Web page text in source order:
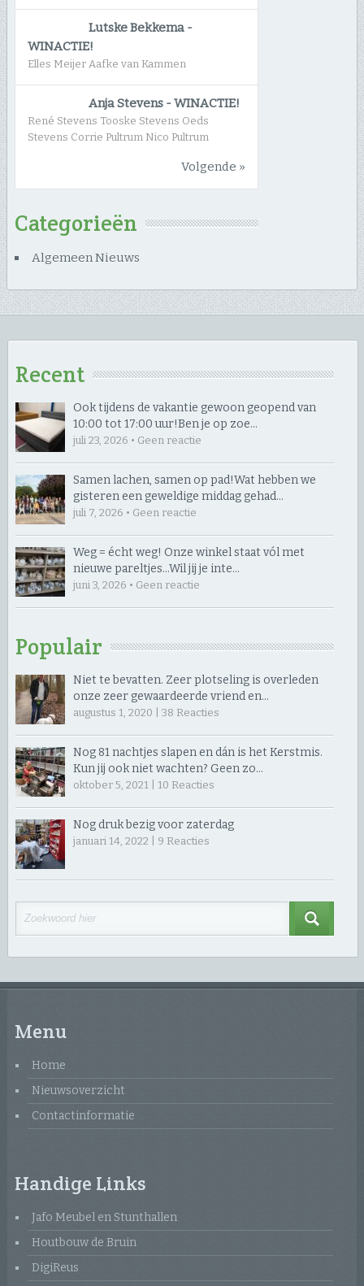
Lutske Bekkema -
WINACTIE!
Elles Meijer Aafke van Kammen
Anja Stevens -WINACTIE!
René Stevens Tooske Stevens Oeds
Stevens Corrie Pultrum Nico Pultrum
Volgende »
Categorieën
Algemeen Nieuws
Recent
Ook tijdens de vakantie gewoon geopend van
10:00 tot 17:00 uur! ​Ben je op zoe…
juli 23, 2026 • Geen reactie
Samen lachen, samen op pad! ​Wat hebben we
gisteren een geweldige middag gehad…
juli 7, 2026 • Geen reactie
Weg = écht weg! Onze winkel staat vól met
nieuwe pareltjes… ​Wil jij je inte…
juni 3, 2026 • Geen reactie
Populair
Niet te bevatten. Zeer plotseling is overleden
onze zeer gewaardeerde vriend en…
augustus 1, 2020 | 38 Reacties
Nog 81 nachtjes slapen en dán is het Kerstmis.
Kun jij ook niet wachten? Geen zo…
oktober 5, 2021 | 10 Reacties
Nog druk bezig voor zaterdag
januari 14, 2022 | 9 Reacties
Menu
Home
Nieuwsoverzicht
Contactinformatie
Handige Links
Jafo Meubel en Stunthallen
Houtbouw de Bruin
DigiReus